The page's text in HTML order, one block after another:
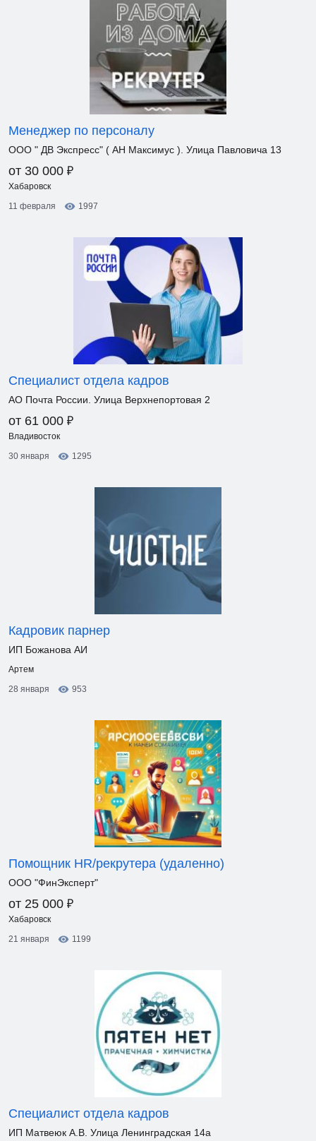
Менеджер по персоналу
ООО " ДВ Экспресс" ( АН Максимус ). Улица Павловича 13
от 30 000 ₽
Хабаровск
11 февраля
1997
Специалист отдела кадров
АО Почта России. Улица Верхнепортовая 2
от 61 000 ₽
Владивосток
30 января
1295
Кадровик парнер
ИП Божанова АИ
Артем
28 января
953
Помощник HR/рекрутера (удаленно)
ООО "ФинЭксперт"
от 25 000 ₽
Хабаровск
21 января
1199
Специалист отдела кадров
ИП Матвеюк А.В. Улица Ленинградская 14а